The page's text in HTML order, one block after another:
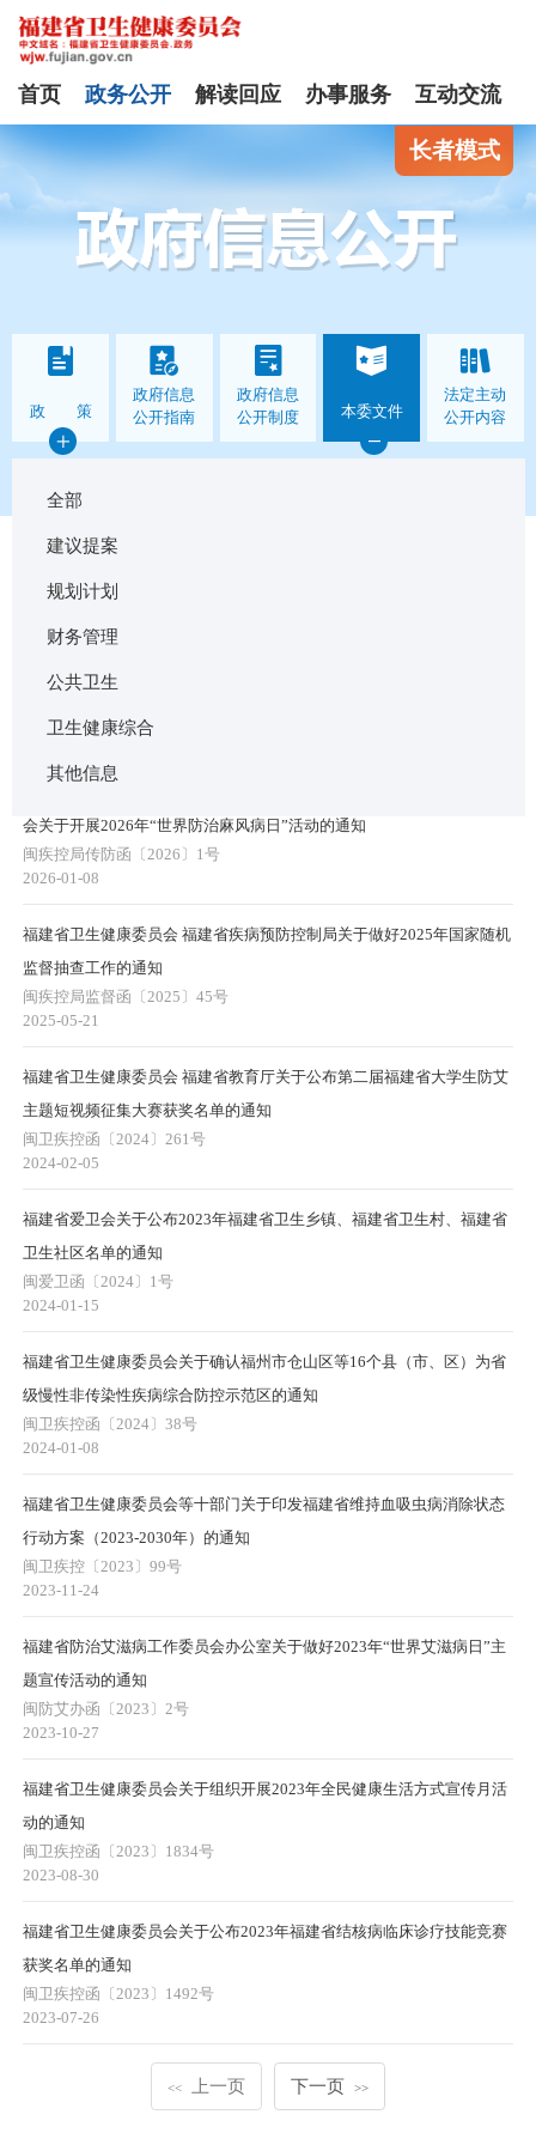
首页 政务公开 解读回应 办事服务 互动交流
长者模式
政 策
政府信息
公开指南
政府信息
公开制度
本委文件
全部
建议提案
规划计划
财务管理
公共卫生
卫生健康综合
其他信息
法定主动
公开内容
福建省卫生健康委员会 福建省疾病预防控制局关于做好2026年国家随机
监督抽查工作的通知
2026-04-27
会关于开展2026年“世界防治麻风病日”活动的通知
闽疾控局传防函〔2026〕1号
2026-01-08
福建省卫生健康委员会 福建省疾病预防控制局关于做好2025年国家随机
监督抽查工作的通知
闽疾控局监督函〔2025〕45号
2025-05-21
福建省卫生健康委员会 福建省教育厅关于公布第二届福建省大学生防艾
主题短视频征集大赛获奖名单的通知
闽卫疾控函〔2024〕261号
2024-02-05
福建省爱卫会关于公布2023年福建省卫生乡镇、福建省卫生村、福建省
卫生社区名单的通知
闽爱卫函〔2024〕1号
2024-01-15
福建省卫生健康委员会关于确认福州市仓山区等16个县（市、区）为省
级慢性非传染性疾病综合防控示范区的通知
闽卫疾控函〔2024〕38号
2024-01-08
福建省卫生健康委员会等十部门关于印发福建省维持血吸虫病消除状态
行动方案（2023-2030年）的通知
闽卫疾控〔2023〕99号
2023-11-24
福建省防治艾滋病工作委员会办公室关于做好2023年“世界艾滋病日”主
题宣传活动的通知
闽防艾办函〔2023〕2号
2023-10-27
福建省卫生健康委员会关于组织开展2023年全民健康生活方式宣传月活
动的通知
闽卫疾控函〔2023〕1834号
2023-08-30
福建省卫生健康委员会关于公布2023年福建省结核病临床诊疗技能竞赛
获奖名单的通知
闽卫疾控函〔2023〕1492号
2023-07-26
<< 上一页 下一页 >>